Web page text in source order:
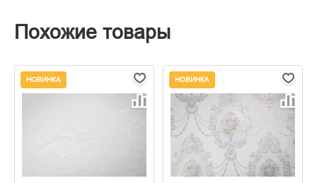
Похожие товары
НОВИНКА НОВИНКА